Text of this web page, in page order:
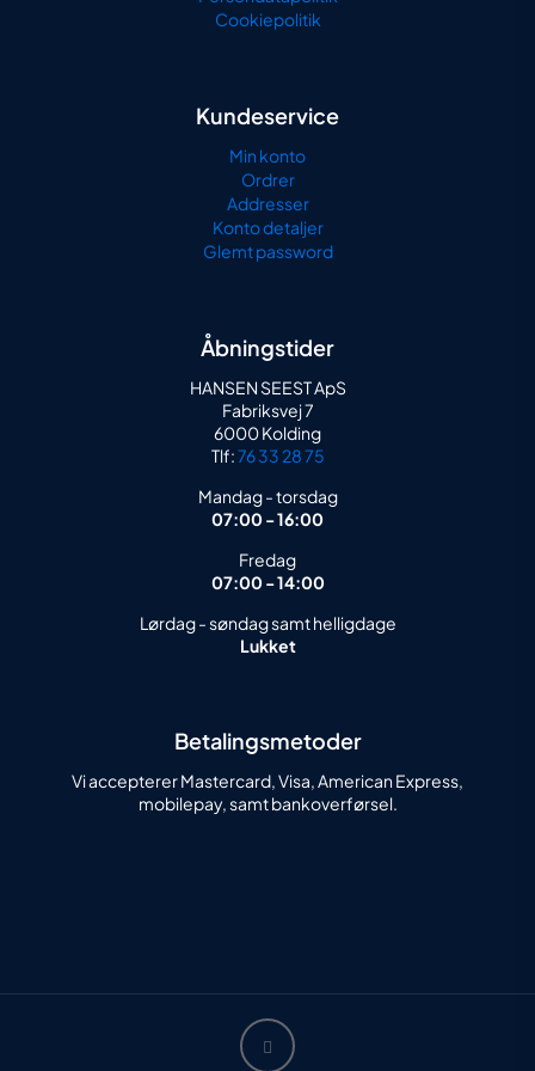
Cookiepolitik
Kundeservice
Min konto
Ordrer
Addresser
Konto detaljer
Glemt password
Åbningstider
HANSEN SEEST ApS
Fabriksvej 7
6000 Kolding
Tlf:76 33 28 75
Mandag - torsdag
07:00 - 16:00
Fredag
07:00 - 14:00
Lørdag - søndag samt helligdage
Lukket
Betalingsmetoder
Vi accepterer Mastercard, Visa, American Express,
mobilepay, samt bankoverførsel.